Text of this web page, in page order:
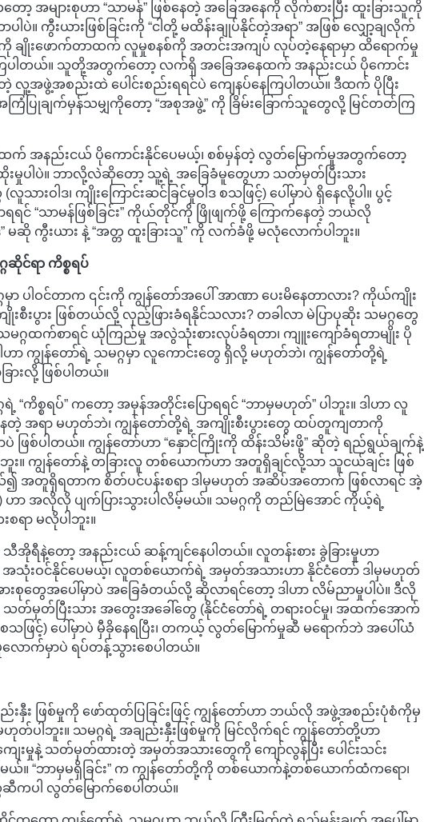
ာ့ အများစုဟာ “သာမန်” ဖြစ်နေတဲ့ အခြေအနေကို လိုက်စားပြီး ထူးခြားသူကို
ပဲ။ ကွီးယားဖြစ်ခြင်းကို “ငါတို့ မထိန်းချုပ်နိုင်တဲ့အရာ” အဖြစ် လျှော့ချလိုက်
ကို ချိုးဖောက်တာထက် လူမှုစနစ်ကို အတင်းအကျပ် လုပ်တဲ့နေရာမှာ ထိရောက်မှု
ြပါတယ်။ သူတို့အတွက်တော့ လက်ရှိ အခြေအနေထက် အနည်းငယ် ပိုကောင်း
အဖွဲ့အစည်းထဲ ပေါင်းစည်းရရင်ပဲ ကျေနပ်နေကြပါတယ်။ ဒီထက် ပိုပြီး
ြံပြုချက်မှန်သမျှကိုတော့ “အစုအဖွဲ့” ကို ခြိမ်းခြောက်သူတွေလို့ မြင်တတ်ကြ
စ်ထက် အနည်းငယ် ပိုကောင်းနိုင်ပေမယ့်၊ စစ်မှန်တဲ့ လွတ်မြောက်မှုအတွက်တော့
းမှုပါပဲ။ ဘာလို့လဲဆိုတော့ သူ့ရဲ့ အခြေခံမူတွေဟာ သတ်မှတ်ပြီးသား
ားဝါဒ၊ ကျိုးကြောင်းဆင်ခြင်မှုဝါဒ စသဖြင့်) ပေါ်မှာပဲ ရှိနေလို့ပါ။ ပွင့်
ာရရင် “သာမန်ဖြစ်ခြင်း” ကိုယ်တိုင်ကို ဖြိုဖျက်ဖို့ ကြောက်နေတဲ့ ဘယ်လို
” မဆို ကွီးယား နဲ့ “အတ္တ ထူးခြားသူ” ကို လက်ခံဖို့ မလုံလောက်ပါဘူး။
ဆိုင်ရာ ကိစ္စရပ်
မှာ ပါဝင်တာက ၎င်းကို ကျွန်တော်အပေါ် အာဏာ ပေးမိနေတာလား? ကိုယ်ကျိုး
စီးပွား ဖြစ်တယ်လို့ လှည့်ဖြားခံရနိုင်သလား? တခါလာ မဲပြာပုဆိုး သမဂ္ဂတွေ
မဂ္ဂထက်စာရင် ယုံကြည်မှု အလွဲသုံးစားလုပ်ခံရတာ၊ ကျူးကျော်ခံရတာမျိုး ပို
ါဟာ ကျွန်တော်ရဲ့ သမဂ္ဂမှာ လူကောင်းတွေ ရှိလို့ မဟုတ်ဘဲ၊ ကျွန်တော်တို့ရဲ့
ားလို့ ဖြစ်ပါတယ်။
“ကိစ္စရပ်” ကတော့ အမှန်အတိုင်းပြောရရင် “ဘာမှမဟုတ်” ပါဘူး။ ဒါဟာ လူ
တဲ့ အရာ မဟုတ်ဘဲ၊ ကျွန်တော်တို့ရဲ့ အကျိုးစီးပွားတွေ ထပ်တူကျတာကို
ြစ်ပါတယ်။ ကျွန်တော်ဟာ “နှောင်ကြိုးကို ထိန်းသိမ်းဖို့” ဆိုတဲ့ ရည်ရွယ်ချက်နဲ့
ဘူး။ ကျွန်တော်နဲ့ တခြားလူ တစ်ယောက်ဟာ အတူရှိချင်လို့သာ သူငယ်ချင်း ဖြစ်
၍ အတူရှိရတာက စိတ်ပင်ပန်းစရာ ဒါမှမဟုတ် အဆိပ်အတောက် ဖြစ်လာရင် အဲ့
) ဟာ အလိုလို ပျက်ပြားသွားပါလိမ့်မယ်။ သမဂ္ဂကို တည်မြဲအောင် ကိုယ့်ရဲ့
စရာ မလိုပါဘူး။
သီအိုရီနဲ့တော့ အနည်းငယ် ဆန့်ကျင်နေပါတယ်။ လူတန်းစား ခွဲခြားမှုဟာ
သုံးဝင်နိုင်ပေမယ့်၊ လူတစ်ယောက်ရဲ့ အမှတ်အသားဟာ နိုင်ငံတော် ဒါမှမဟုတ်
စုတွေအပေါ်မှာပဲ အခြေခံတယ်လို့ ဆိုလာရင်တော့ ဒါဟာ လိမ်ညာမှုပါပဲ။ ဒီလို
တ်မှတ်ပြီးသား အတွေးအခေါ်တွေ (နိုင်ငံတော်ရဲ့ တရားဝင်မှု၊ အထက်အောက်
သဖြင့်) ပေါ်မှာပဲ မှီခိုနေရပြီး၊ တကယ့် လွတ်မြောက်မှုဆီ မရောက်ဘဲ အပေါ်ယံ
မှုလောက်မှာပဲ ရပ်တန့်သွားစေပါတယ်။
းနှီး ဖြစ်မှုကို ဖော်ထုတ်ပြခြင်းဖြင့် ကျွန်တော်ဟာ ဘယ်လို အဖွဲ့အစည်းပုံစံကိုမှ
ဟုတ်ပါဘူး။ သမဂ္ဂရဲ့ အချည်းနှီးဖြစ်မှုကို မြင်လိုက်ရင် ကျွန်တော်တို့ဟာ
ျေးမှုနဲ့ သတ်မှတ်ထားတဲ့ အမှတ်အသားတွေကို ကျော်လွန်ပြီး ပေါင်းသင်း
။ “ဘာမှမရှိခြင်း” က ကျွန်တော်တို့ကို တစ်ယောက်နဲ့တစ်ယောက်ထံကရော၊
ကပါ လွတ်မြောက်စေပါတယ်။